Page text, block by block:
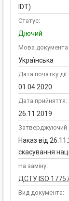
IDT)
Статус:
Діючий
Мова документа
Українська
Дата початку дії:
01.04.2020
Дата прийняття:
26.11.2019
Затверджуючий
Наказ від
скасування
На заміну:
ДСТУ ISO
Вид документа: